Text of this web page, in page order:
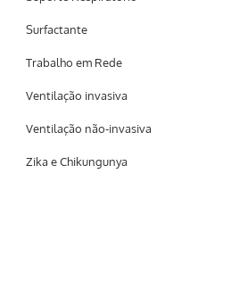
Surfactante
Trabalho em Rede
Ventilação invasiva
Ventilação não-invasiva
Zika e Chikungunya